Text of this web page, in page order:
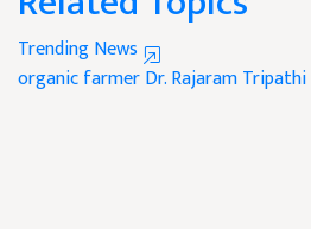
Trending News
organic farmerDr. Rajaram Tripathi